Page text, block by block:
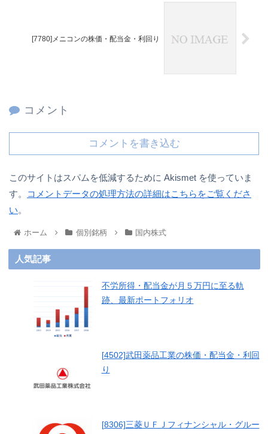
[7780]メニコンの株価・配当金・利回り
コメント
コメントを書き込む
このサイトはスパムを低減するために Akismet を使っていま
す。
コメントデータの処理方法の詳細はこちらをご覧くださ
い。
ホーム 個別銘柄 国内株式
人気記事
不労所得・配当金が月５万円に至る軌
跡、最新ポートフォリオ
[4502]武田薬品工業の株価・配当金・利回
り
[8306]三菱ＵＦＪフィナンシャル・グルー